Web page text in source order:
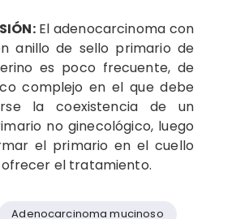
El adenocarcinoma con
anillo de sello primario de
es poco frecuente, de
complejo en el que debe
la coexistencia de un
no ginecológico, luego
el primario en el cuello
el tratamiento.
Adenocarcinoma mucinoso